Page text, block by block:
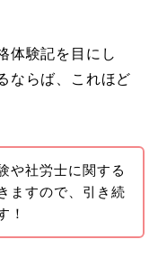
体験記を目にし
ならば、これほど
や社労士に関する
ますので、引き続
！